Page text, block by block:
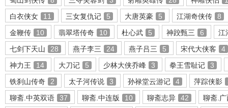
白衣侠女
11 三女复仇记 5 大唐英豪 5 江湖奇侠传
8
金鞭传
10 翡翠塔传奇 10 杜心武 5 神跤甄三 6
江
七剑下天山
28 燕子李三 24 燕子吕三 5 宋代大侠客
4
神力王
14 大刀记 5 少林大侠乔峰 3 拳王雪耻记
3
铁刹山传奇
2 太子河传说 3 孙禄堂云游记 4 萍踪侠影
聊斋.中英双语
37 聊斋.中连版 10 聊斋志异 42
聊斋.广